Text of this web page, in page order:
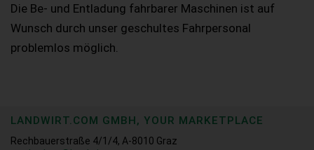
Die Be- und Entladung fahrbarer Maschinen ist auf
Wunsch durch unser geschultes Fahrpersonal
problemlos möglich.
LANDWIRT.COM GMBH, YOUR MARKETPLACE
Rechbauerstraße 4/1/4, A-8010 Graz